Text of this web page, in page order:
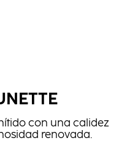
con una calidez
renovada.